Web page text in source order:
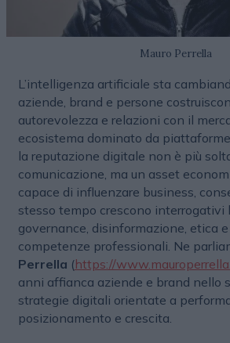
Mauro Perrella
L’intelligenza artificiale sta
aziende, brand e persone
autorevolezza e relazioni con il
ecosistema dominato da
la reputazione digitale non è più
comunicazione, ma un asset
capace di influenzare business,
stesso tempo crescono interrogativi
governance, disinformazione, etica
competenze professionali. Ne
Perrella (https://
anni affianca aziende e brand nello
strategie digitali orientate a
posizionamento e crescita.